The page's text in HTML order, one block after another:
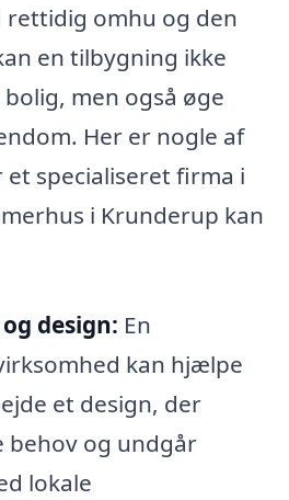
omhu og den
en tilbygning ikke
men også øge
Her er nogle af
specialiseret firma i
i Krunderup kan
design: En
kan hjælpe
et design, der
behov og undgår
lokale